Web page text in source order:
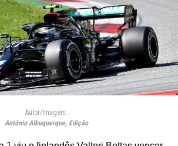
Autor/Imagem:
Antônio Albuquerque, Edição